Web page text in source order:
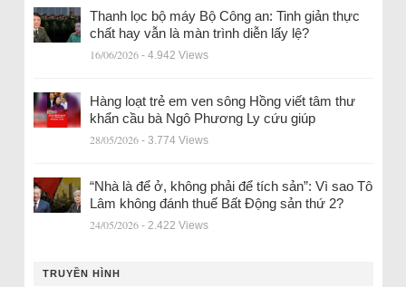
Thanh lọc bộ máy Bộ Công an: Tinh giản thực
chất hay vẫn là màn trình diễn lấy lệ?
16/06/2026 - 4.942 Views
Hàng loạt trẻ em ven sông Hồng viết tâm thư
khẩn cầu bà Ngô Phương Ly cứu giúp
28/05/2026 - 3.774 Views
“Nhà là để ở, không phải để tích sản”: Vì sao Tô
Lâm không đánh thuế Bất Động sản thứ 2?
24/05/2026 - 2.422 Views
TRUYỀN HÌNH